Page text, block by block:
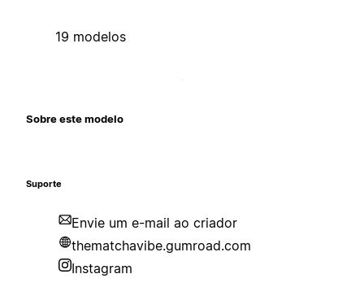
19 modelos
Sobre este modelo
Suporte
Envie um e-mail ao criador
thematchavibe.gumroad.com
Instagram